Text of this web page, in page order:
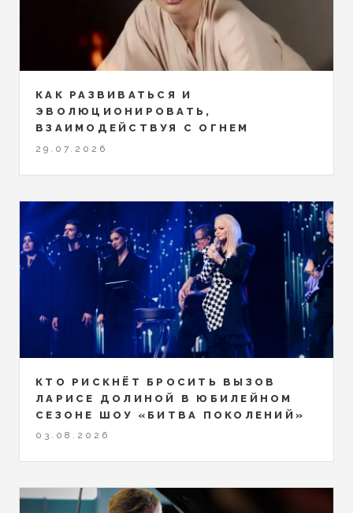
КАК РАЗВИВАТЬСЯ И
ЭВОЛЮЦИОНИРОВАТЬ,
ВЗАИМОДЕЙСТВУЯ С ОГНЕМ
29.07.2026
КТО РИСКНЁТ БРОСИТЬ ВЫЗОВ
ЛАРИСЕ ДОЛИНОЙ В ЮБИЛЕЙНОМ
СЕЗОНЕ ШОУ «БИТВА ПОКОЛЕНИЙ»
03.08.2026